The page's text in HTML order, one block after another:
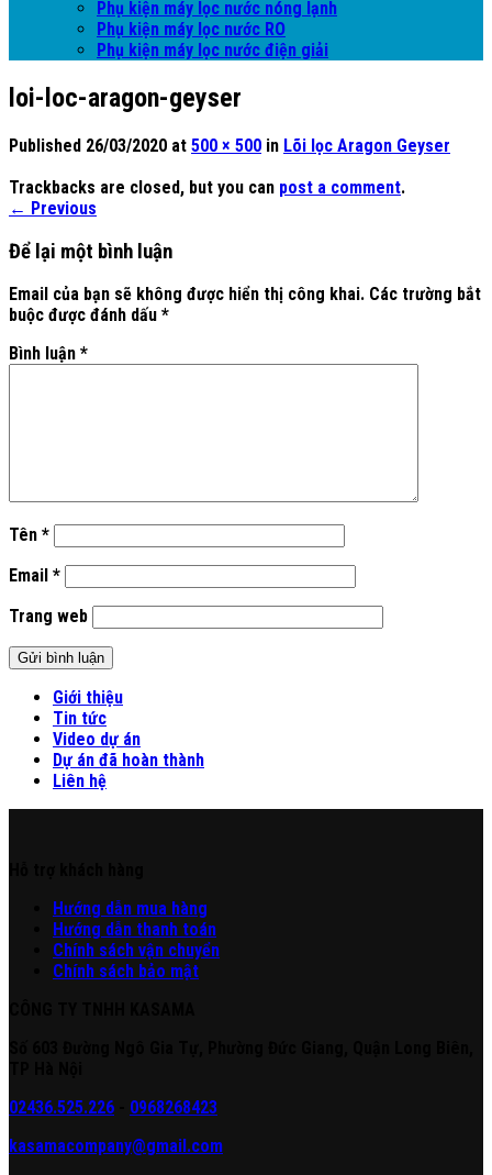
Phụ kiện máy lọc nước nóng lạnh
Phụ kiện máy lọc nước RO
Phụ kiện máy lọc nước điện giải
loi-loc-aragon-geyser
Published 26/03/2020 at 500 × 500 in Lõi lọc Aragon Geyser
Trackbacks are closed, but you can post a comment.
← Previous
Để lại một bình luận
Email của bạn sẽ không được hiển thị công khai. Các trường bắt
buộc được đánh dấu *
Bình luận *
Tên *
Email *
Trang web
Giới thiệu
Tin tức
Video dự án
Dự án đã hoàn thành
Liên hệ
Hướng dẫn mua hàng
Hướng dẫn thanh toán
Chính sách vận chuyển
Chính sách bảo mật
02436.525.226
0968268423
kasamacompany@gmail.com